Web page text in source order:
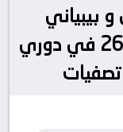
بيبياني
جولد ستارز بتاريخ 2025-09-26 في دوري
تصفيات